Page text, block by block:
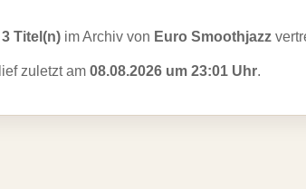
3 Titel(n) im Archiv von Euro Smoothjazz
lief zuletzt am 08.08.2026 um 23:01 Uhr.